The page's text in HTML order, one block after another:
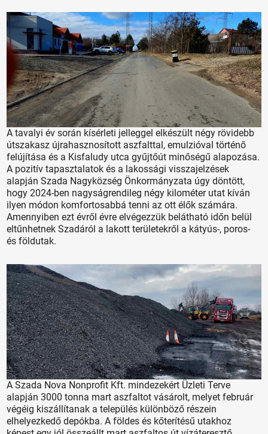
A tavalyi év során kísérleti jelleggel elkészült négy rövidebb
útszakasz újrahasznosított aszfalttal, emulzióval történő
felújítása és a Kisfaludy utca gyűjtőút minőségű alapozása.
A pozitív tapasztalatok és a lakossági visszajelzések
alapján Szada Nagyközség Önkormányzata úgy döntött,
hogy 2024-ben nagyságrendileg négy kilométer utat kíván
ilyen módon komfortosabbá tenni az ott élők számára.
Amennyiben ezt évről évre elvégezzük belátható időn belül
eltűnhetnek Szadáról a lakott területekről a kátyús-, poros-
és földutak.
A Szada Nova Nonprofit Kft. mindezekért Üzleti Terve
alapján 3000 tonna mart aszfaltot vásárolt, melyet február
végéig kiszállítanak a település különböző részein
elhelyezkedő depókba. A földes és kőterítésű utakhoz